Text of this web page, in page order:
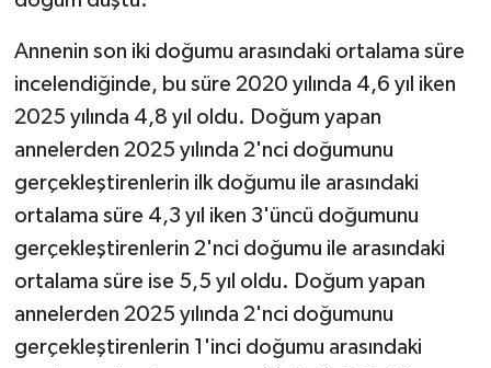
Annenin son iki doğumu arasındaki ortalama süre
incelendiğinde, bu süre 2020 yılında 4,6 yıl iken
2025 yılında 4,8 yıl oldu. Doğum yapan
annelerden 2025 yılında 2'nci doğumunu
gerçekleştirenlerin ilk doğumu ile arasındaki
ortalama süre 4,3 yıl iken 3'üncü doğumunu
gerçekleştirenlerin 2'nci doğumu ile arasındaki
ortalama süre ise 5,5 yıl oldu. Doğum yapan
annelerden 2025 yılında 2'nci doğumunu
gerçekleştirenlerin 1'inci doğumu arasındaki